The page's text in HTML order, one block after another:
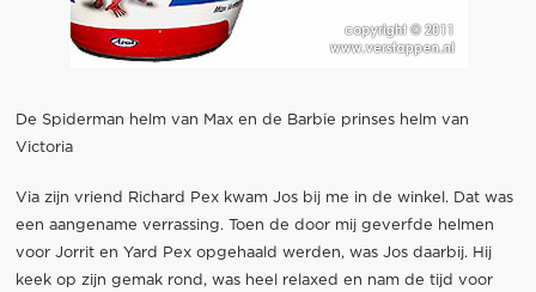
De Spiderman helm van Max en de Barbie prinses helm van
Victoria
Via zijn vriend Richard Pex kwam Jos bij me in de winkel. Dat was
een aangename verrassing. Toen de door mij geverfde helmen
voor Jorrit en Yard Pex opgehaald werden, was Jos daarbij. Hij
keek op zijn gemak rond, was heel relaxed en nam de tijd voor